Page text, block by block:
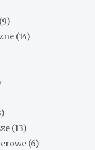
(9)
(14)
(13)
(6)